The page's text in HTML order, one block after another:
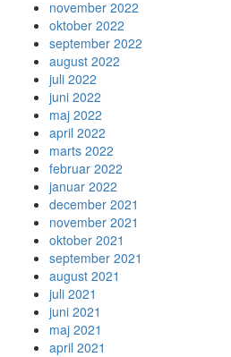
november 2022
oktober 2022
september 2022
august 2022
juli 2022
juni 2022
maj 2022
april 2022
marts 2022
februar 2022
januar 2022
december 2021
november 2021
oktober 2021
september 2021
august 2021
juli 2021
juni 2021
maj 2021
april 2021